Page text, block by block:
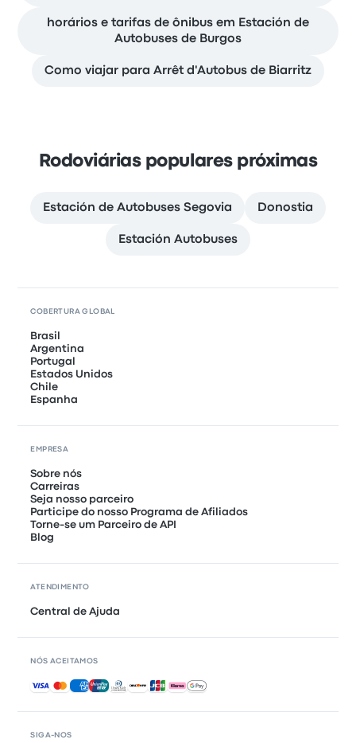
horários e tarifas de ônibus em Estación de
Autobuses de Burgos
Como viajar para Arrêt d'Autobus de Biarritz
Rodoviárias populares próximas
Estación de Autobuses Segovia Donostia
Estación Autobuses
SIGA-NOS
COBERTURA GLOBAL
Brasil
Argentina
Portugal
Estados Unidos
Chile
Espanha
EMPRESA
Sobre nós
Carreiras
Seja nosso parceiro
Participe do nosso Programa de Afiliados
Torne-se um Parceiro de API
Blog
ATENDIMENTO
Central de Ajuda
NÓS ACEITAMOS
Pagamentos aceitos